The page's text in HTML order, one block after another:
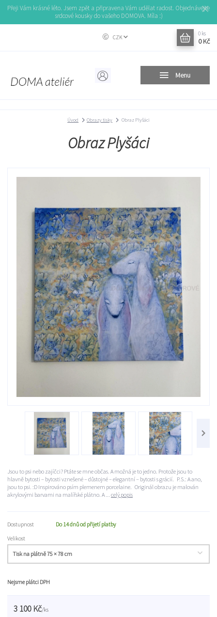
Přeji Vám krásné léto. Jsem zpět a připravena Vám udělat radost. Objednávejte
srdcové kousky do vašeho DOMOVA. Míla :)
Menu
CZK
0 ks
0 Kč
Úvod Obrazy tisky Obraz Plyšáci
Obraz Plyšáci
Jsou to psi nebo zajíčci? Ptáte se mne občas. A možná je to jedno. Protože jsou to
hlavně bytosti – bytosti vznešené – důstojné – elegantní – bytosti s grácií. P.S.: A ano,
jsou to psi. :D Inspirováno psím plemenem porcelaine. Originál obrazu je malován
akrylovými barvami na malířské plátno. A ... celý popis
Dostupnost
Do 14 dnů od přijetí platby
Velikost
Nejsme plátci DPH
3 100 Kč/ks